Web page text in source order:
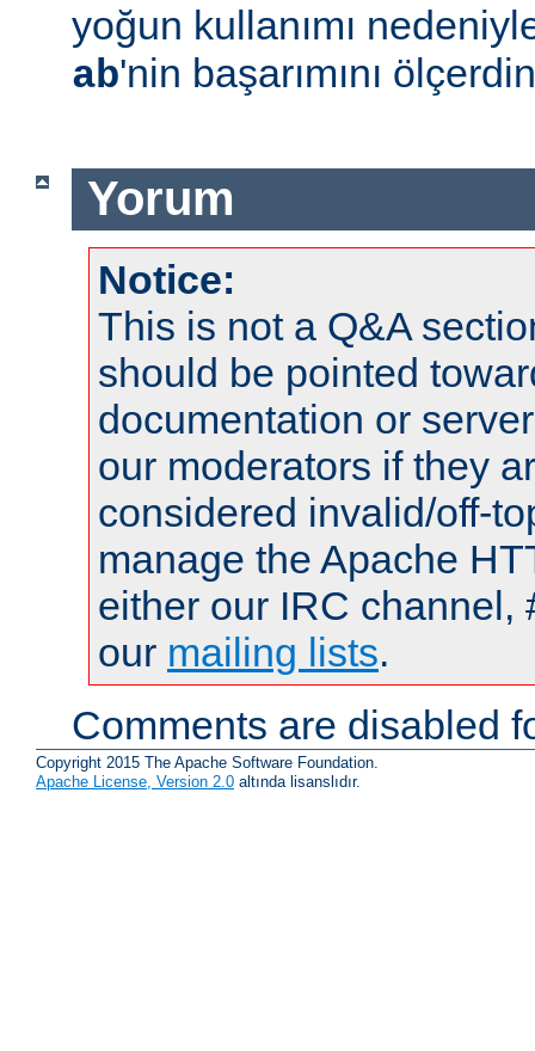
yoğun kullanımı
ab'nin başarımını
Yorum
Notice:
This is not a Q&A
should be pointed
documentation or
our moderators if they
considered invalid/off-
manage the Apache
either our IRC channel,
our mailing lists.
Comments are disabled
Copyright 2015 The Apache Software Foundation.
Apache License, Version 2.0 altında lisanslıdır.